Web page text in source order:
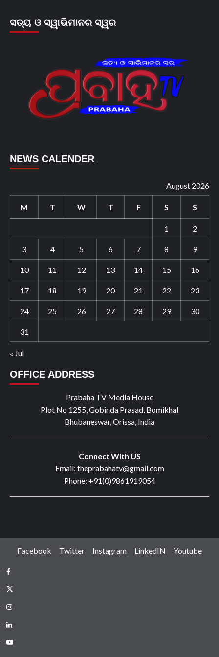
ସତ୍ୟ ଓ ସ୍ୱାଭିମାନର ସ୍ୱର
NEWS CALENDER
August 2026
M T W T F S S
1 2
3 4 5 6 7 8 9
10 11 12 13 14 15 16
17 18 19 20 21 22 23
24 25 26 27 28 29 30
31
« Jul
OFFICE ADDRESS
Prabaha TV Media House
Plot No 1255, Gobinda Prasad, Bomikhal
Bhubaneswar, Orissa, India
Connect With US
Email: theprabahatv@gmail.com
Phone: +91(0)9861919054
Facebook Twitter Instagram LinkedIN Youtube
Facebook
Twitter
Instagram
LinkedIN
Youtube